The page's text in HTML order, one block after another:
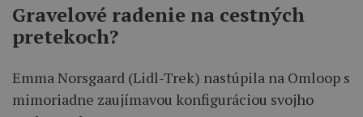
Gravelové radenie na cestných
pretekoch?
Emma Norsgaard (Lidl-Trek) nastúpila na Omloop s
mimoriadne zaujímavou konfiguráciou svojho